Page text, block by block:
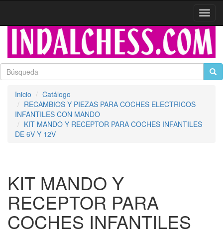
Inicio
Catálogo
RECAMBIOS Y PIEZAS PARA COCHES ELECTRICOS
INFANTILES CON MANDO
KIT MANDO Y RECEPTOR PARA COCHES INFANTILES
DE 6V Y 12V
KIT MANDO Y
RECEPTOR PARA
COCHES INFANTILES